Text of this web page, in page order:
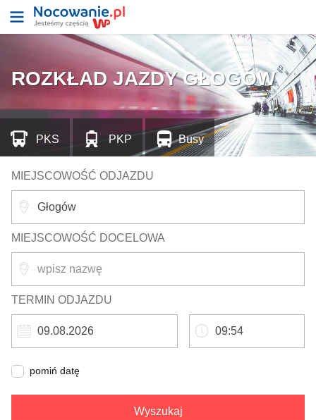
ROZKŁAD JAZDY GŁOGÓW
MIEJSCOWOŚĆ ODJAZDU
MIEJSCOWOŚĆ DOCELOWA
TERMIN ODJAZDU
pomiń datę
Wyszukaj
PKS PKP Busy